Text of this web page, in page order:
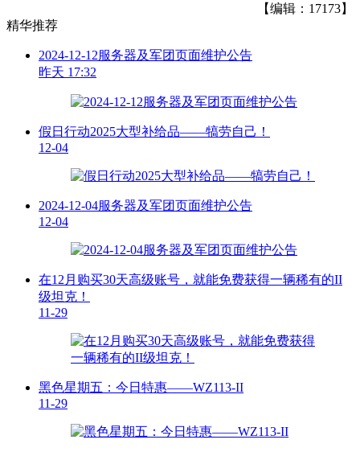
【编辑：17173】
精华推荐
2024-12-12服务器及军团页面维护公告
昨天 17:32
假日行动2025大型补给品——犒劳自己！
12-04
2024-12-04服务器及军团页面维护公告
12-04
在12月购买30天高级账号，就能免费获得一辆稀有的II
级坦克！
11-29
黑色星期五：今日特惠——WZ113-II
11-29